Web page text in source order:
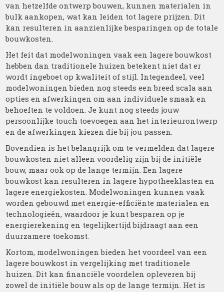
van hetzelfde ontwerp bouwen, kunnen materialen in
bulk aankopen, wat kan leiden tot lagere prijzen. Dit
kan resulteren in aanzienlijke besparingen op de totale
bouwkosten.
Het feit dat modelwoningen vaak een lagere bouwkost
hebben dan traditionele huizen betekent niet dat er
wordt ingeboet op kwaliteit of stijl. Integendeel, veel
modelwoningen bieden nog steeds een breed scala aan
opties en afwerkingen om aan individuele smaak en
behoeften te voldoen. Je kunt nog steeds jouw
persoonlijke touch toevoegen aan het interieurontwerp
en de afwerkingen kiezen die bij jou passen.
Bovendien is het belangrijk om te vermelden dat lagere
bouwkosten niet alleen voordelig zijn bij de initiële
bouw, maar ook op de lange termijn. Een lagere
bouwkost kan resulteren in lagere hypotheeklasten en
lagere energiekosten. Modelwoningen kunnen vaak
worden gebouwd met energie-efficiënte materialen en
technologieën, waardoor je kunt besparen op je
energierekening en tegelijkertijd bijdraagt aan een
duurzamere toekomst.
Kortom, modelwoningen bieden het voordeel van een
lagere bouwkost in vergelijking met traditionele
huizen. Dit kan financiële voordelen opleveren bij
zowel de initiële bouw als op de lange termijn. Het is